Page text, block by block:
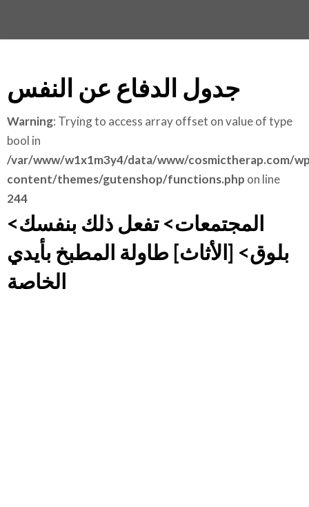
جدول الدفاع عن النفس
Warning: Trying to access array offset on value of type
bool in
/var/www/w1x1m3y4/data/www/cosmictherap.com/
content/themes/gutenshop/functions.php on line
244
المجتمعات> تفعل ذلك بنفسك>
بلوق> [الأثاث] طاولة المطبخ بأيدي
الخاصة